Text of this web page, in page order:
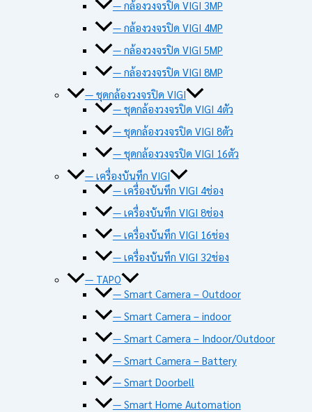
— กล้องวงจรปิด VIGI 3MP
— กล้องวงจรปิด VIGI 4MP
— กล้องวงจรปิด VIGI 5MP
— กล้องวงจรปิด VIGI 8MP
— ชุดกล้องวงจรปิด VIGI
— ชุดกล้องวงจรปิด VIGI 4ตัว
— ชุดกล้องวงจรปิด VIGI 8ตัว
— ชุดกล้องวงจรปิด VIGI 16ตัว
— เครื่องบันทึก VIGI
— เครื่องบันทึก VIGI 4ช่อง
— เครื่องบันทึก VIGI 8ช่อง
— เครื่องบันทึก VIGI 16ช่อง
— เครื่องบันทึก VIGI 32ช่อง
— TAPO
— Smart Camera – Outdoor
— Smart Camera – indoor
— Smart Camera – Indoor/Outdoor
— Smart Camera – Battery
— Smart Doorbell
— Smart Home Automation